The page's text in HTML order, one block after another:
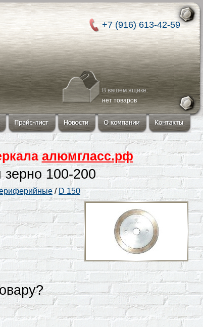
+7 (916) 613-42-59
В вашем ящике:
нет товаров
алюмгласс.рф
100-200
/D 150